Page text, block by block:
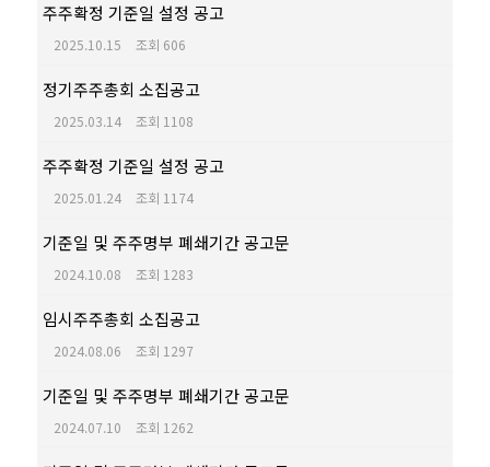
주주확정 기준일 설정 공고
2025.10.15 조회 606
정기주주총회 소집공고
2025.03.14 조회 1108
주주확정 기준일 설정 공고
2025.01.24 조회 1174
기준일 및 주주명부 폐쇄기간 공고문
2024.10.08 조회 1283
임시주주총회 소집공고
2024.08.06 조회 1297
기준일 및 주주명부 폐쇄기간 공고문
2024.07.10 조회 1262